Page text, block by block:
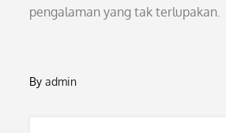
pengalaman yang tak terlupakan.
Byadmin